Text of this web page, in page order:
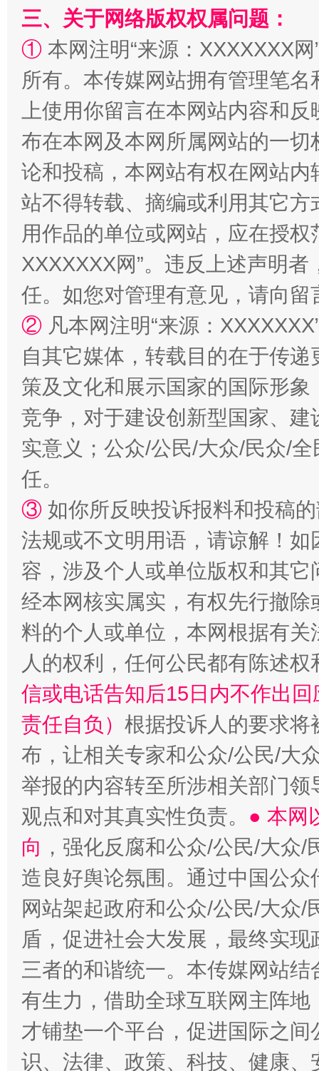
解纷+调解+退费，一次搞定
漫山遍野的桃花与雪山、麦地、白藏房 除
招工难、用工荒背后
三、关于网络版权权属问题：
① 本网注明“来源：XXXXXXX
所有。本传媒网站拥有管理笔
上使用你留言在本网站内容和
布在本网及本网所属网站的一
论和投稿，本网站有权在网站
站不得转载、摘编或利用其它
用作品的单位或网站，应在授
XXXXXXX网”。违反上述声明
任。如您对管理有意见，请向
② 凡本网注明“来源：
自其它媒体，转载目的在于传
策及文化和展示国家的国际形
竞争，对于建设创新型国家、
实意义；公众/公民/大众/民众/
任。
③ 如你所反映投诉报料和投稿
法规或不文明用语，请谅解！
容，涉及个人或单位版权和其它
经本网核实属实，有权先行撤
料的个人或单位，本网根据有
人的权利，任何公民都有陈述
信或电话告知后15日内不作出
责任自负） 根据投诉人的要求将
布，让相关专家和公众/公民/大
举报的内容转至所涉相关部门
观点和对其真实性负责。 ● 本网
向 ，强化反腐和公众/公民/大众
造良好舆论氛围。通过中国公
网站架起政府和公众/公民/大众
盾，促进社会大发展，最终实
三者的和谐统一。本传媒网站
有生力，借助全球互联网主阵
才铺垫一个平台，促进国际之
识、法律、政策、科技、健康